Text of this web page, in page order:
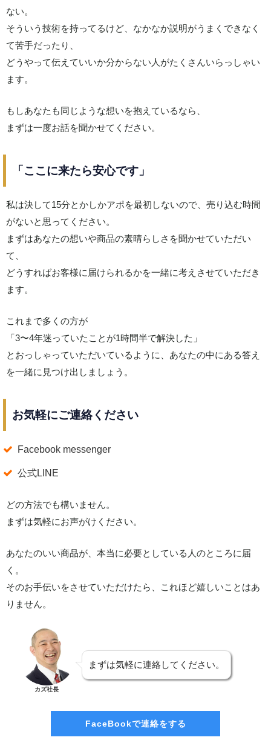
ない。
そういう技術を持ってるけど、なかなか説明がうまくできなく
て苦手だったり、
どうやって伝えていいか分からない人がたくさんいらっしゃい
ます。
もしあなたも同じような想いを抱えているなら、
まずは一度お話を聞かせてください。
「ここに来たら安心です」
私は決して15分とかしかアポを最初しないので、売り込む時間
がないと思ってください。
まずはあなたの想いや商品の素晴らしさを聞かせていただい
て、
どうすればお客様に届けられるかを一緒に考えさせていただき
ます。
これまで多くの方が
「3〜4年迷っていたことが1時間半で解決した」
とおっしゃっていただいているように、あなたの中にある答え
を一緒に見つけ出しましょう。
お気軽にご連絡ください
Facebook messenger
公式LINE
どの方法でも構いません。
まずは気軽にお声がけください。
あなたのいい商品が、本当に必要としている人のところに届
く。
そのお手伝いをさせていただけたら、これほど嬉しいことはあ
りません。
カズ社長
まずは気軽に連絡してください。
FaceBookで連絡をする